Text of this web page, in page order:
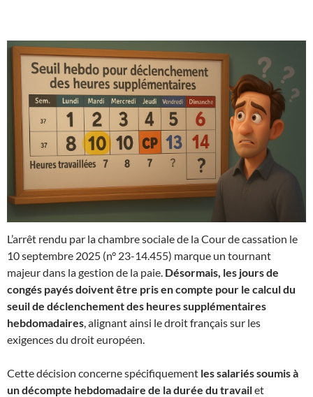
L’arrêt rendu par la chambre sociale de la Cour de cassation le
10 septembre 2025 (n° 23-14.455) marque un tournant
majeur dans la gestion de la paie. Désormais, les jours de
congés payés doivent être pris en compte pour le calcul du
seuil de déclenchement des heures supplémentaires
hebdomadaires , alignant ainsi le droit français sur les
exigences du droit européen.
Cette décision concerne spécifiquement les salariés soumis à
un décompte hebdomadaire de la durée du travailet